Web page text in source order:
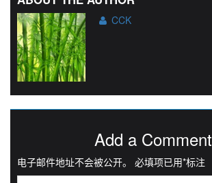
CCK
Add a Comment
电子邮件地址不会被公开。 必填项已用*标注